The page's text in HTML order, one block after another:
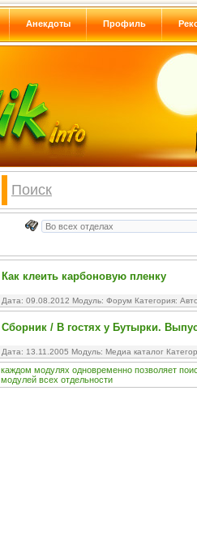
Анекдоты Профиль
Поиск
Как клеить карбоновую пленку
Дата: 09.08.2012 Модуль: Форум Категория:
Сборник / В гостях у Бутырки.
Дата: 13.11.2005 Модуль: Медиа каталог
каждом модулях одновременно позволяет
модулей всех отдельности